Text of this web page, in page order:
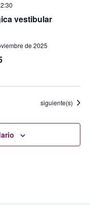
vestibular
de 2025
Eventos
siguiente(s)